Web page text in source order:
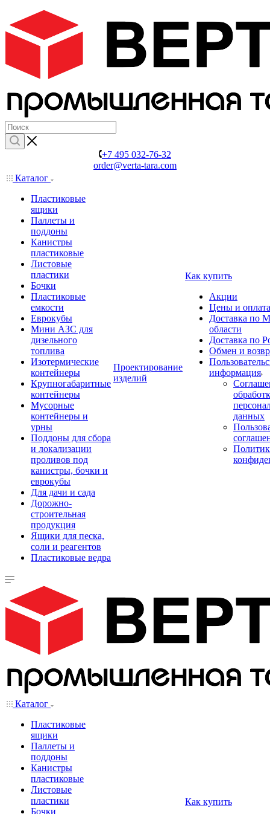
+7 495 032-76-32
order@verta-tara.com
Каталог
Пластиковые
ящики
Паллеты и
поддоны
Канистры
пластиковые
Листовые
пластики
Бочки
Пластиковые
емкости
Еврокубы
Мини АЗС для
дизельного
топлива
Изотермические
контейнеры
Крупногабаритные
контейнеры
Мусорные
контейнеры и
урны
Поддоны для сбора
и локализации
проливов под
канистры, бочки и
еврокубы
Для дачи и сада
Дорожно-
строительная
продукция
Ящики для песка,
соли и реагентов
Пластиковые ведра
Проектирование
изделий
Как купить
Акции
Цены и оплата
Доставка по
области
Доставка по
Обмен и
информация
данных
Каталог
Пластиковые
ящики
Паллеты и
поддоны
Канистры
пластиковые
Листовые
пластики
Бочки
Как купить